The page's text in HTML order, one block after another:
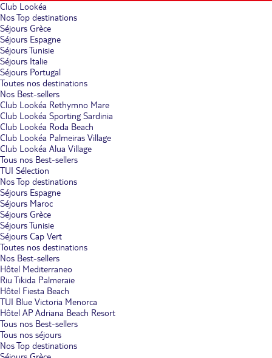
Club Lookéa
Nos Top destinations
Séjours Grèce
Séjours Espagne
Séjours Tunisie
Séjours Italie
Séjours Portugal
Toutes nos destinations
Nos Best-sellers
Club Lookéa Rethymno Mare
Club Lookéa Sporting Sardinia
Club Lookéa Roda Beach
Club Lookéa Palmeiras Village
Club Lookéa Alua Village
Tous nos Best-sellers
TUI Sélection
Nos Top destinations
Séjours Espagne
Séjours Maroc
Séjours Grèce
Séjours Tunisie
Séjours Cap Vert
Toutes nos destinations
Nos Best-sellers
Hôtel Mediterraneo
Riu Tikida Palmeraie
Hôtel Fiesta Beach
TUI Blue Victoria Menorca
Hôtel AP Adriana Beach Resort
Tous nos Best-sellers
Tous nos séjours
Nos Top destinations